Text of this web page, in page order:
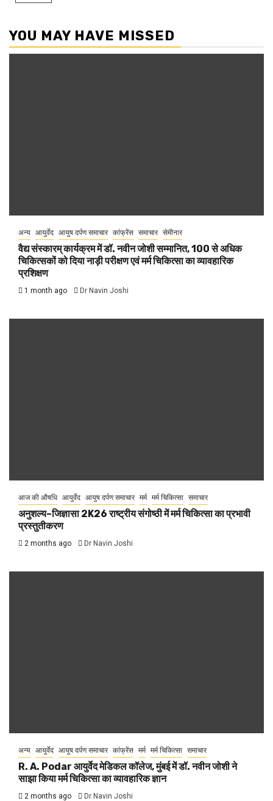
YOU MAY HAVE MISSED
अन्य आयुर्वेद आयुष दर्पण समाचार कांफ्रेंस समाचार सेमीनार
वैद्य संस्कारम् कार्यक्रम में डॉ. नवीन जोशी सम्मानित, 100 से अधिक
चिकित्सकों को दिया नाड़ी परीक्षण एवं मर्म चिकित्सा का व्यावहारिक
प्रशिक्षण
1 month ago Dr Navin Joshi
आज की औषधि आयुर्वेद आयुष दर्पण समाचार मर्म मर्म चिकित्सा समाचार
अनुशल्य–जिज्ञासा 2K26 राष्ट्रीय संगोष्ठी में मर्म चिकित्सा का प्रभावी
प्रस्तुतीकरण
2 months ago Dr Navin Joshi
अन्य आयुर्वेद आयुष दर्पण समाचार कांफ्रेंस मर्म मर्म चिकित्सा समाचार
R. A. Podar आयुर्वेद मेडिकल कॉलेज, मुंबई में डॉ. नवीन जोशी ने
साझा किया मर्म चिकित्सा का व्यावहारिक ज्ञान
2 months ago Dr Navin Joshi